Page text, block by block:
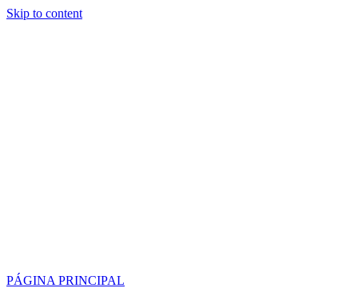
Skip to content
PÁGINA PRINCIPAL